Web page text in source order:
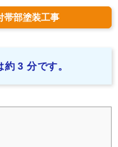
帯部塗装工事
3 分です。